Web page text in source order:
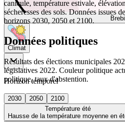
Climat
Horizon temporel
2030 2050
2100
Température été
Hausse de la température moyenne en
canicule, température estivale,
sécheresses des sols. Données issues
horizons 2030, 2050 et 2100.
Données politiques
Résultats des élections municipales
législatives 2022. Couleur politique
politique, taux d'abstention.